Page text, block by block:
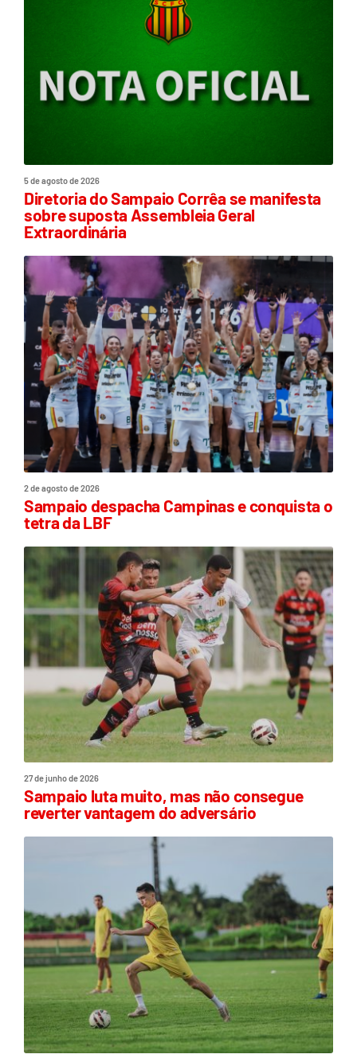
5 de agosto de 2026
Diretoria do Sampaio Corrêa se manifesta
sobre suposta Assembleia Geral
Extraordinária
2 de agosto de 2026
Sampaio despacha Campinas e conquista o
tetra da LBF
27 de junho de 2026
Sampaio luta muito, mas não consegue
reverter vantagem do adversário